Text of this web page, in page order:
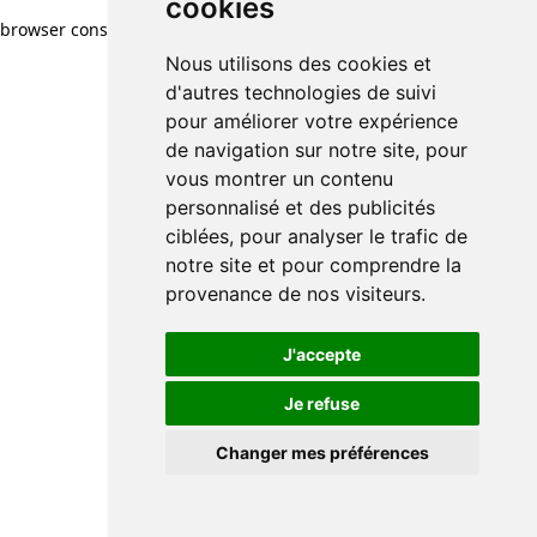
cookies
Nous utilisons des cookies et
d'autres technologies de suivi
pour améliorer votre expérience
de navigation sur notre site, pour
vous montrer un contenu
personnalisé et des publicités
ciblées, pour analyser le trafic de
notre site et pour comprendre la
provenance de nos visiteurs.
J'accepte
Je refuse
Changer mes préférences
browser console for more information)